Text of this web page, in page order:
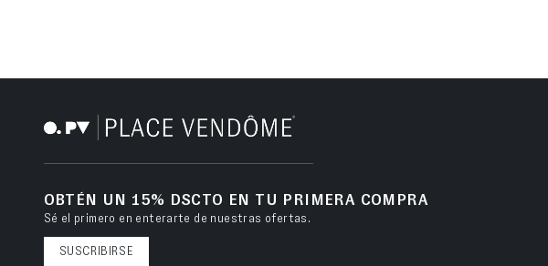
OBTÉN UN 15% DSCTO EN TU PRIMERA COMPRA
Sé el primero en enterarte de nuestras ofertas.
SUSCRIBIRSE